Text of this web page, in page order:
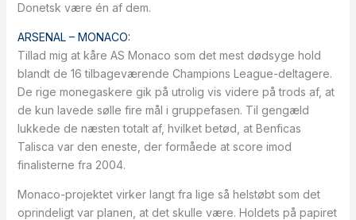
Donetsk være én af dem.
ARSENAL – MONACO:
Tillad mig at kåre AS Monaco som det mest dødsyge hold
blandt de 16 tilbageværende Champions League-deltagere.
De rige monegaskere gik på utrolig vis videre på trods af, at
de kun lavede sølle fire mål i gruppefasen. Til gengæld
lukkede de næsten totalt af, hvilket betød, at Benficas
Talisca var den eneste, der formåede at score imod
finalisterne fra 2004.
Monaco-projektet virker langt fra lige så helstøbt som det
oprindeligt var planen, at det skulle være. Holdets på papiret